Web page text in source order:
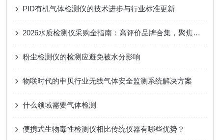
PID有机气体检测仪的技术进步与行业标准更新
2026水质检测仪采购全指南：高评价品牌合集，聚焦申贝科学仪器全品类产品解析
粉尘检测仪的检测应避免被水分影响
物联时代的申贝行业无线气体安全监测系统解决方案
什么领域需要气体检测
便携式生物毒性检测仪相比传统仪器有哪些优势？